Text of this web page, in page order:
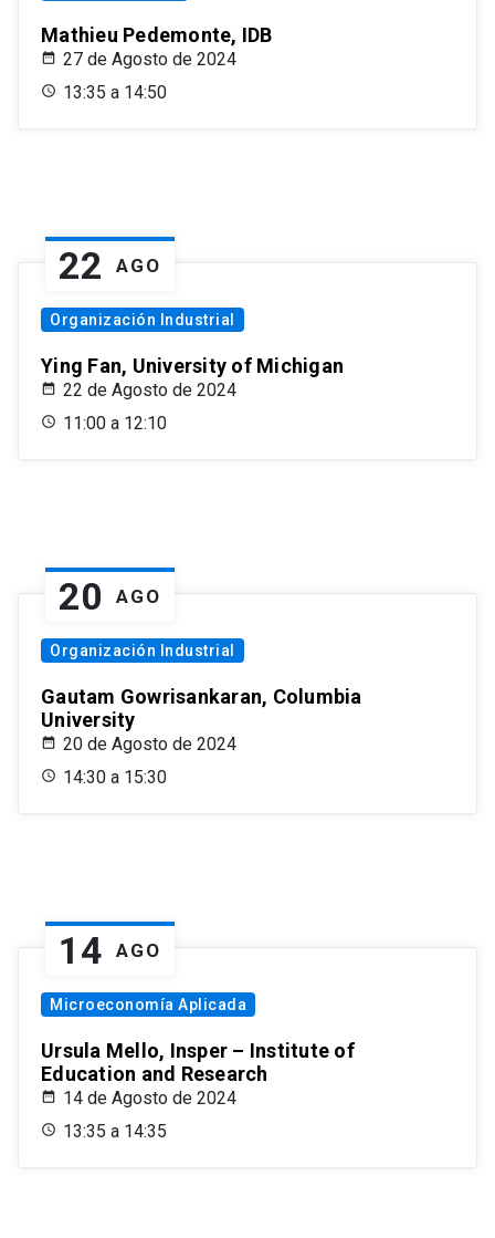
Mathieu Pedemonte, IDB
27 de Agosto de 2024
13:35 a 14:50
22 AGO
Organización Industrial
Ying Fan, University of Michigan
22 de Agosto de 2024
11:00 a 12:10
20 AGO
Organización Industrial
Gautam Gowrisankaran, Columbia
University
20 de Agosto de 2024
14:30 a 15:30
14 AGO
Microeconomía Aplicada
Ursula Mello, Insper – Institute of
Education and Research
14 de Agosto de 2024
13:35 a 14:35